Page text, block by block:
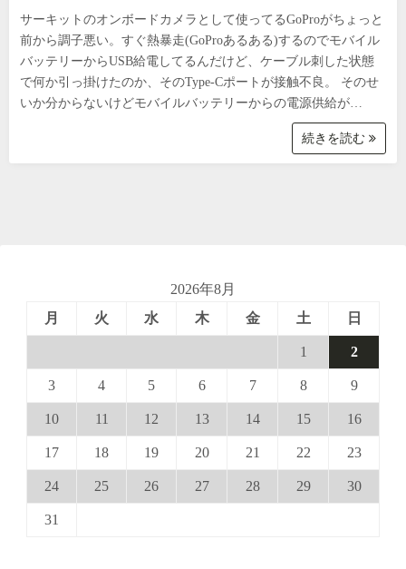
サーキットのオンボードカメラとして使ってるGoProがちょっと
前から調子悪い。すぐ熱暴走(GoProあるある)するのでモバイル
バッテリーからUSB給電してるんだけど、ケーブル刺した状態
で何か引っ掛けたのか、そのType-Cポートが接触不良。 そのせ
いか分からないけどモバイルバッテリーからの電源供給が…
続きを読む
2026年8月
月
火 水 木 金 土 日
1 2
3 4 5 6 7 8 9
10 11 12 13 14 15 16
17 18 19 20 21 22 23
24 25 26 27 28 29 30
31